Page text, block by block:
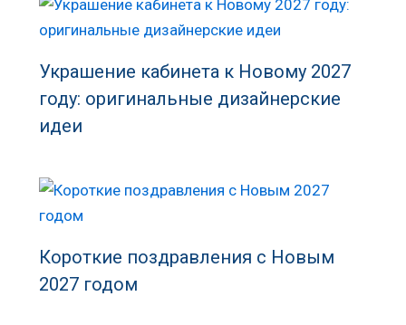
Украшение кабинета к Новому 2027
году: оригинальные дизайнерские
идеи
Короткие поздравления с Новым
2027 годом